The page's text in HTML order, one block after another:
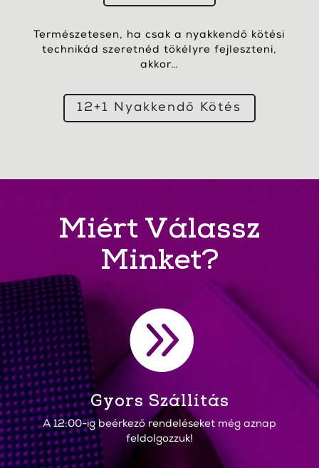
Természetesen, ha csak a nyakkendő kötési
technikád szeretnéd tökélyre fejleszteni,
akkor…
12+1 Nyakkendő Kötés
Miért Válassz
Minket?

Gyors Szállítás
A 12:00-ig beérkező rendeléseket még aznap
feldolgozzuk!